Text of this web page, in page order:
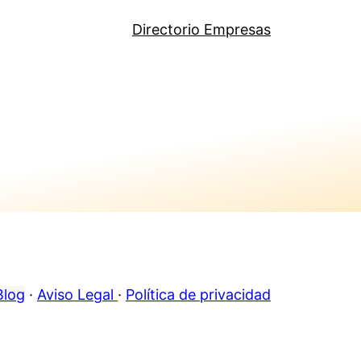
Directorio Empresas
· Aviso Legal · Política de privacidad